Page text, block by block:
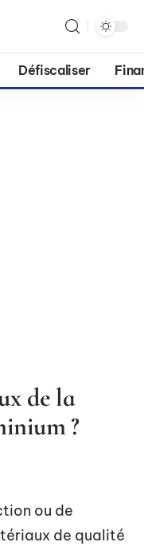
Défiscaliser
de la
?
ou de
de qualité